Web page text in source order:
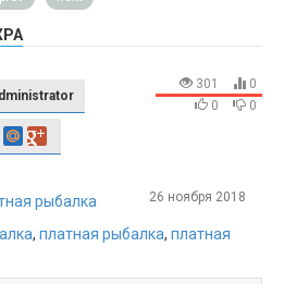
301
0
0
0
рыбалка
, платная рыбалка, платная
26 ноября 2018